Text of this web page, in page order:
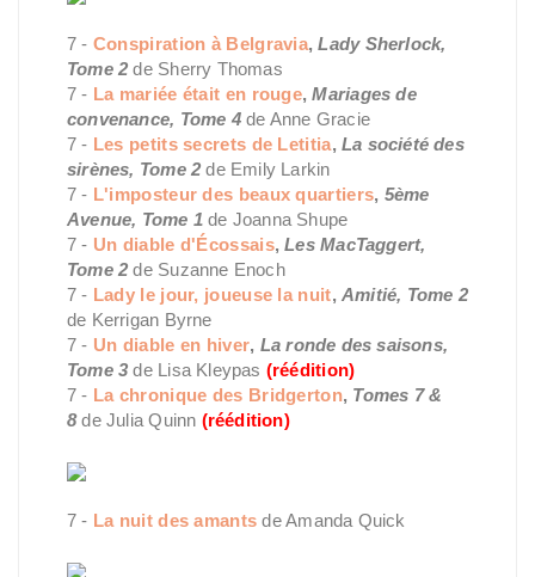
7 - Conspiration à Belgravia,Lady Sherlock,
Tome 2de Sherry Thomas
7 - La mariée était en rouge,Mariages de
convenance, Tome 4de Anne Gracie
7 - Les petits secrets de Letitia, La société des
sirènes, Tome 2 de Emily Larkin
7 - L'imposteur des beaux quartiers, 5ème
Avenue, Tome 1de Joanna Shupe
7 - Un diable d'Écossais, Les MacTaggert,
Tome 2de Suzanne Enoch
7 - Lady le jour, joueuse la nuit, Amitié, Tome 2
de Kerrigan Byrne
7 - Un diable en hiver, La ronde des saisons,
Tome 3 de Lisa Kleypas (réédition)
7 - La chronique des Bridgerton, Tomes 7 &
8de Julia Quinn (réédition)
7 - La nuit des amants de Amanda Quick